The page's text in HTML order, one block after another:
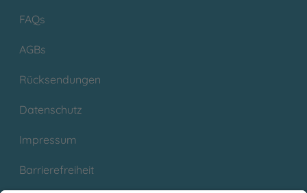
FAQs
AGBs
Rücksendungen
Datenschutz
Impressum
Barrierefreiheit